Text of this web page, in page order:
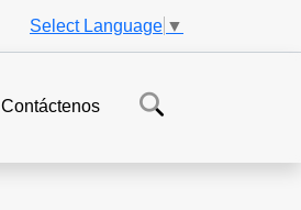
Select Language ▼
Contáctenos